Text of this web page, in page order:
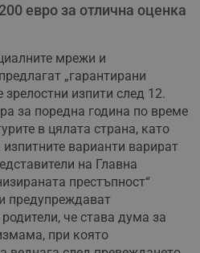
евро за отлична оценка
мрежи и
„гарантирани
изпити след 12.
за поредна година по време
в цялата страна, като
варианти варират
на Главна
престъпност“
предупреждават
че става дума за
при която